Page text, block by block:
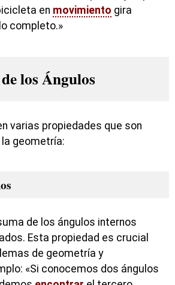
en movimiento gira
completo.»
los Ángulos
varias propiedades que son
geometría:
de los ángulos internos
Esta propiedad es crucial
de geometría y
«Si conocemos dos ángulos